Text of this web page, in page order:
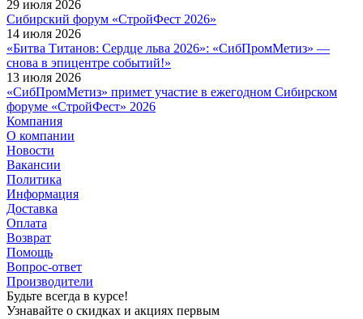
29 июля 2026
Сибирский форум «СтройФест 2026»
14 июля 2026
«Битва Титанов: Сердце льва 2026»: «СибПромМетиз» —
снова в эпицентре событий!»
13 июля 2026
«СибПромМетиз» примет участие в ежегодном Сибирском
форуме «СтройФест» 2026
Компания
О компании
Новости
Вакансии
Политика
Информация
Доставка
Оплата
Возврат
Помощь
Вопрос-ответ
Производители
Будьте всегда в курсе!
Узнавайте о скидках и акциях первым